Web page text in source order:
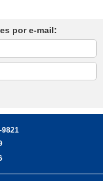
por e-mail:
9821